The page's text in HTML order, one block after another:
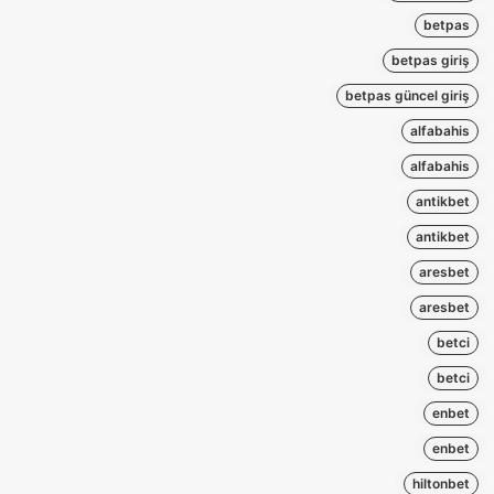
betpas
betpas giriş
betpas güncel giriş
alfabahis
alfabahis
antikbet
antikbet
aresbet
aresbet
betci
betci
enbet
enbet
hiltonbet